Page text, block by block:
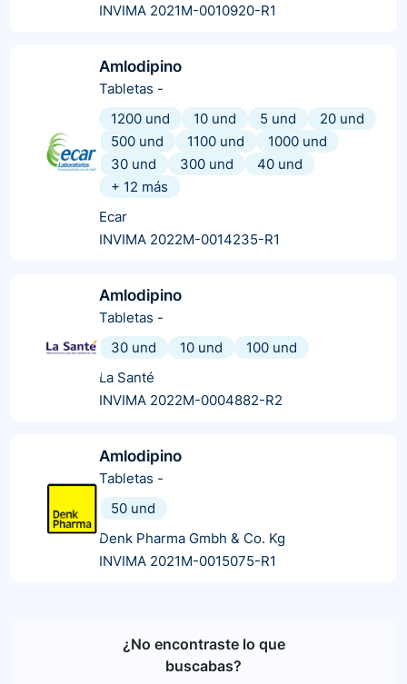
INVIMA 2021M-0010920-R1
Amlodipino
Tabletas -
1200 und
10 und 5 und
20 und
500 und
1100 und
1000 und
30 und
300 und
40 und
+ 12 más
Ecar
INVIMA 2022M-0014235-R1
Amlodipino
Tabletas -
30 und
10 und
100 und
La Santé
INVIMA 2022M-0004882-R2
Amlodipino
Tabletas -
50 und
Denk Pharma Gmbh & Co. Kg
INVIMA 2021M-0015075-R1
¿No encontraste lo que
buscabas?